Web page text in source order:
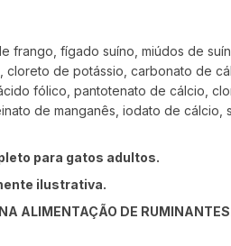
frango, fígado suíno, miúdos de
de potássio, carbonato de
fólico, pantotenato de cálcio,
de manganês, iodato de
para gatos adultos.
ilustrativa.
ALIMENTAÇÃO DE